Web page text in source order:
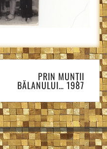
PRIN MUNȚII
BĂLANULUI… 1987